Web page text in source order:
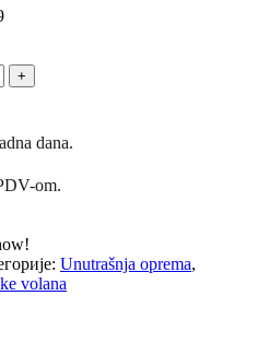
dana.
om.
Unutrašnja oprema,
volana